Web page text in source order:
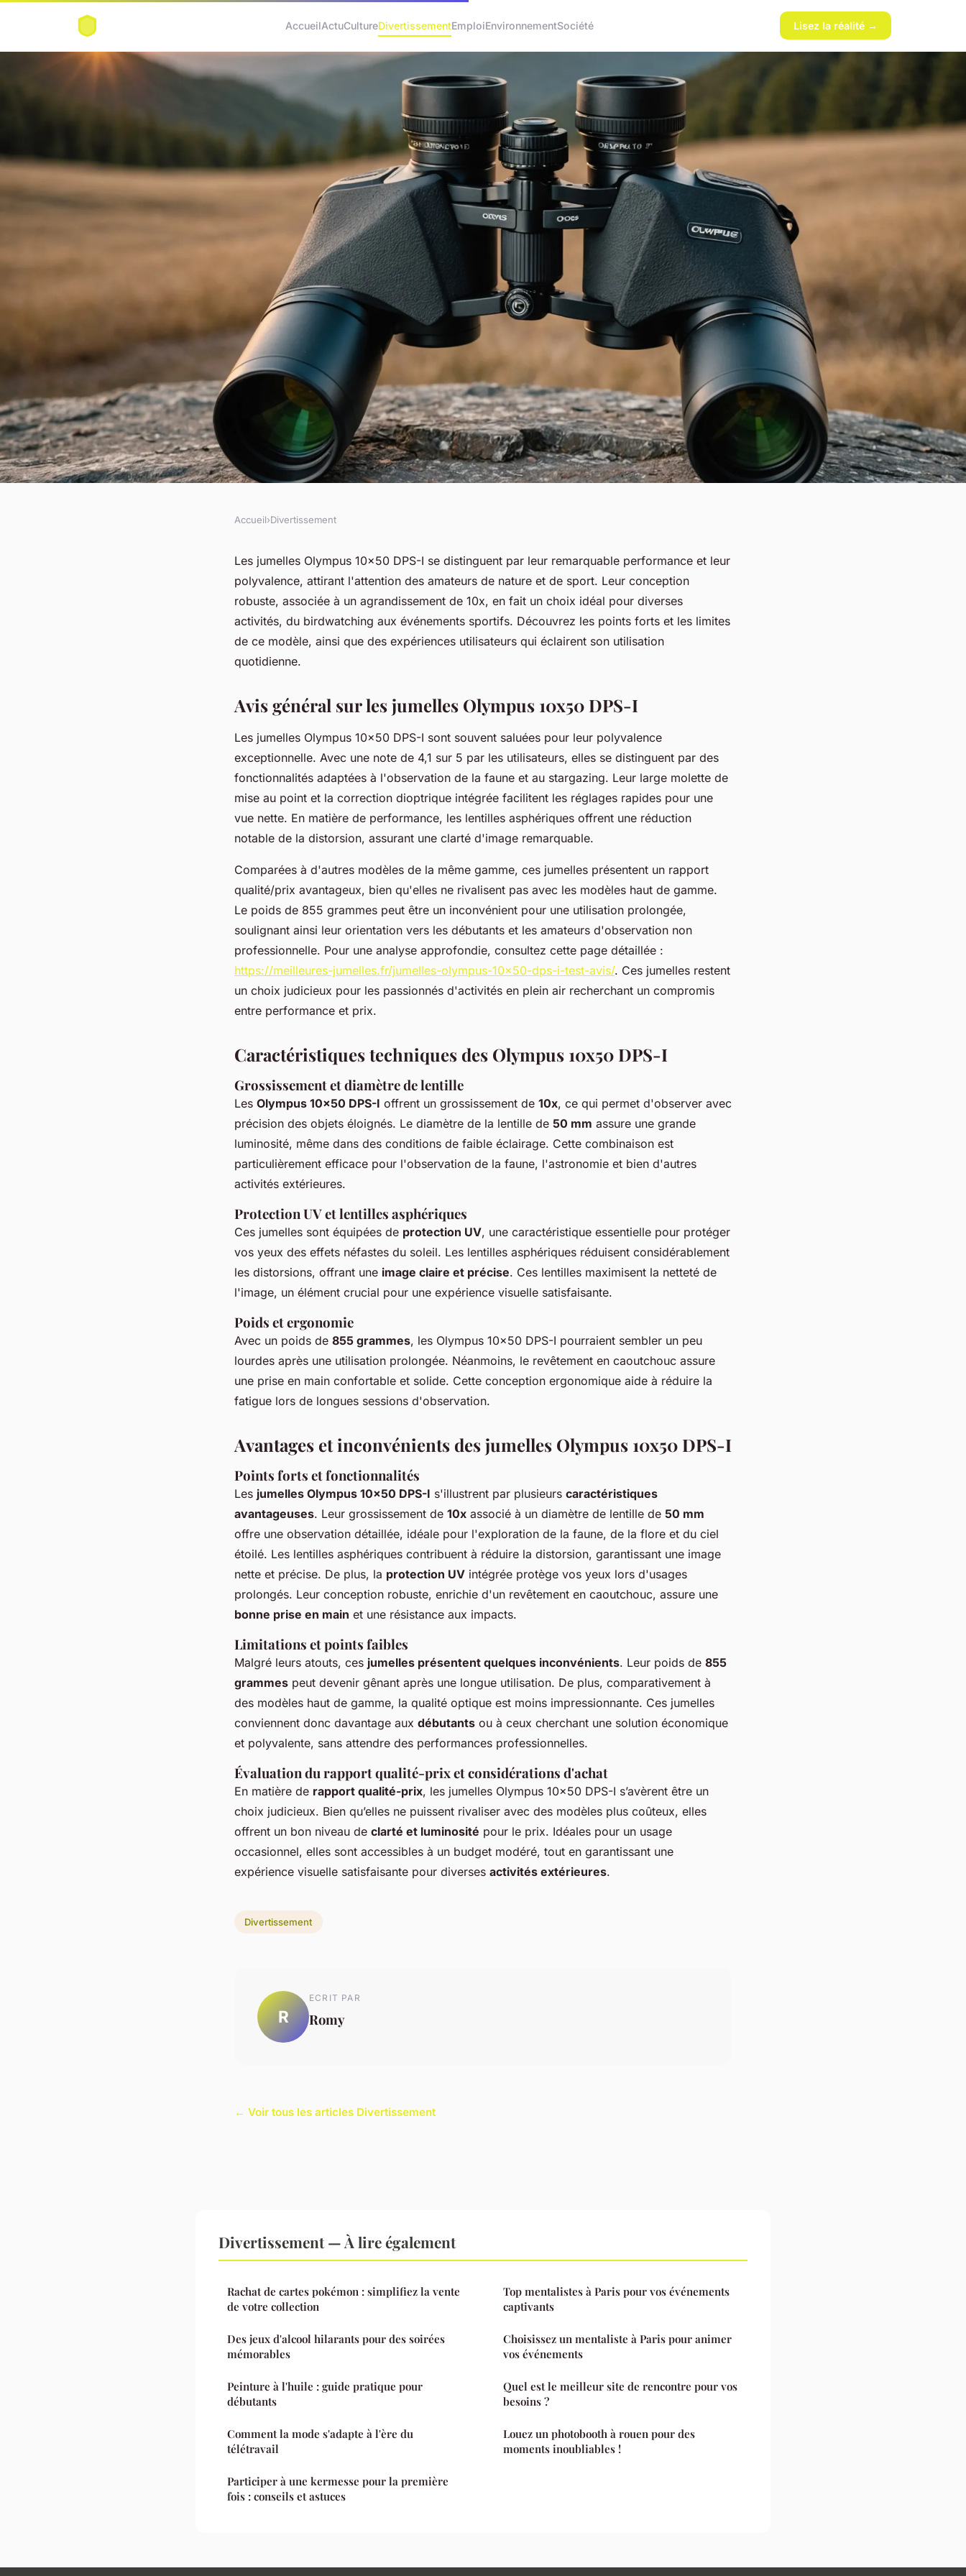
AccueilActuCultureDivertissementEmploiEnvironnementSociété Lisez la réalité →
Avis jumelles olympus 10×50 dps-i :
performance et polyvalence
Accueil›Divertissement
Les jumelles Olympus 10x50 DPS-I se distinguent par leur remarquable performance et leur
polyvalence, attirant l'attention des amateurs de nature et de sport. Leur conception
robuste, associée à un agrandissement de 10x, en fait un choix idéal pour diverses
activités, du birdwatching aux événements sportifs. Découvrez les points forts et les limites
de ce modèle, ainsi que des expériences utilisateurs qui éclairent son utilisation
quotidienne.
Avis général sur les jumelles Olympus 10x50 DPS-I
Les jumelles Olympus 10x50 DPS-I sont souvent saluées pour leur polyvalence
exceptionnelle. Avec une note de 4,1 sur 5 par les utilisateurs, elles se distinguent par des
fonctionnalités adaptées à l'observation de la faune et au stargazing. Leur large molette de
mise au point et la correction dioptrique intégrée facilitent les réglages rapides pour une
vue nette. En matière de performance, les lentilles asphériques offrent une réduction
notable de la distorsion, assurant une clarté d'image remarquable.
Comparées à d'autres modèles de la même gamme, ces jumelles présentent un rapport
qualité/prix avantageux, bien qu'elles ne rivalisent pas avec les modèles haut de gamme.
Le poids de 855 grammes peut être un inconvénient pour une utilisation prolongée,
soulignant ainsi leur orientation vers les débutants et les amateurs d'observation non
professionnelle. Pour une analyse approfondie, consultez cette page détaillée :
https://meilleures-jumelles.fr/jumelles-olympus-10x50-dps-i-test-avis/. Ces jumelles restent
un choix judicieux pour les passionnés d'activités en plein air recherchant un compromis
entre performance et prix.
Caractéristiques techniques des Olympus 10x50 DPS-I
Grossissement et diamètre de lentille
Les Olympus 10x50 DPS-I offrent un grossissement de 10x, ce qui permet d'observer avec
précision des objets éloignés. Le diamètre de la lentille de 50 mm assure une grande
luminosité, même dans des conditions de faible éclairage. Cette combinaison est
particulièrement efficace pour l'observation de la faune, l'astronomie et bien d'autres
activités extérieures.
Protection UV et lentilles asphériques
Ces jumelles sont équipées de protection UV, une caractéristique essentielle pour protéger
vos yeux des effets néfastes du soleil. Les lentilles asphériques réduisent considérablement
les distorsions, offrant une image claire et précise. Ces lentilles maximisent la netteté de
l'image, un élément crucial pour une expérience visuelle satisfaisante.
Poids et ergonomie
Avec un poids de 855 grammes, les Olympus 10x50 DPS-I pourraient sembler un peu
lourdes après une utilisation prolongée. Néanmoins, le revêtement en caoutchouc assure
une prise en main confortable et solide. Cette conception ergonomique aide à réduire la
fatigue lors de longues sessions d'observation.
Avantages et inconvénients des jumelles Olympus 10x50 DPS-I
Points forts et fonctionnalités
Les jumelles Olympus 10x50 DPS-I s'illustrent par plusieurs caractéristiques
avantageuses. Leur grossissement de 10x associé à un diamètre de lentille de 50 mm
offre une observation détaillée, idéale pour l'exploration de la faune, de la flore et du ciel
étoilé. Les lentilles asphériques contribuent à réduire la distorsion, garantissant une image
nette et précise. De plus, la protection UV intégrée protège vos yeux lors d'usages
prolongés. Leur conception robuste, enrichie d'un revêtement en caoutchouc, assure une
bonne prise en main et une résistance aux impacts.
Limitations et points faibles
Malgré leurs atouts, ces jumelles présentent quelques inconvénients. Leur poids de 855
grammes peut devenir gênant après une longue utilisation. De plus, comparativement à
des modèles haut de gamme, la qualité optique est moins impressionnante. Ces jumelles
conviennent donc davantage aux débutants ou à ceux cherchant une solution économique
et polyvalente, sans attendre des performances professionnelles.
Évaluation du rapport qualité-prix et considérations d'achat
En matière de rapport qualité-prix, les jumelles Olympus 10x50 DPS-I s’avèrent être un
choix judicieux. Bien qu’elles ne puissent rivaliser avec des modèles plus coûteux, elles
offrent un bon niveau de clarté et luminosité pour le prix. Idéales pour un usage
occasionnel, elles sont accessibles à un budget modéré, tout en garantissant une
expérience visuelle satisfaisante pour diverses activités extérieures.
Divertissement
R
ECRIT PAR
Romy
← Voir tous les articles Divertissement
Divertissement — À lire également
Rachat de cartes pokémon : simplifiez la vente
de votre collection
Des jeux d'alcool hilarants pour des soirées
mémorables
Peinture à l'huile : guide pratique pour
débutants
Comment la mode s'adapte à l'ère du
télétravail
Participer à une kermesse pour la première
fois : conseils et astuces
Top mentalistes à Paris pour vos événements
captivants
Choisissez un mentaliste à Paris pour animer
vos événements
Quel est le meilleur site de rencontre pour vos
besoins ?
Louez un photobooth à rouen pour des
moments inoubliables !